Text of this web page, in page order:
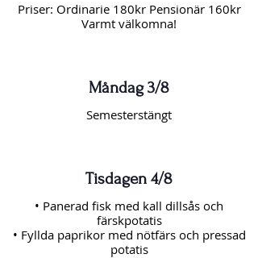
Priser: Ordinarie 180kr Pensionär 160kr
Varmt välkomna!
Måndag 3/8
Semesterstängt
Tisdagen 4/8
• Panerad fisk med kall dillsås och
färskpotatis
• Fyllda paprikor med nötfärs och pressad
potatis